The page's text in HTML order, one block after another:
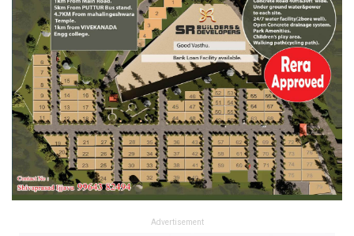
Advertisement